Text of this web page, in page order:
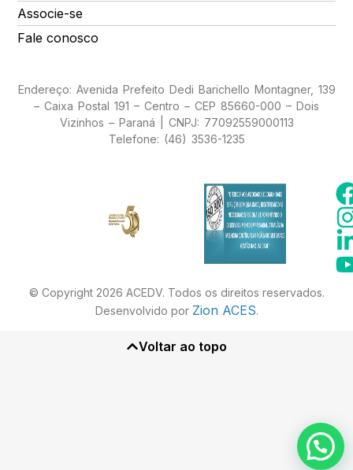
Associe-se
Fale conosco
Endereço: Avenida Prefeito Dedi Barichello Montagner, 139
– Caixa Postal 191 – Centro – CEP 85660-000 – Dois
Vizinhos – Paraná | CNPJ: 77092559000113
Telefone: (46) 3536-1235
© Copyright 2026 ACEDV. Todos os direitos reservados.
Desenvolvido por Zion ACES.
Voltar ao topo